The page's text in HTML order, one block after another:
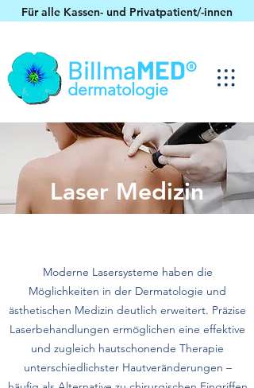
dermatologie
BillmaMED®
Für alle Kassen- und Privatpatient/-innen
Laser Medizin
Moderne Lasersysteme haben die
Möglichkeiten in der Dermatologie und
ästhetischen Medizin deutlich erweitert. Präzise
Laserbehandlungen ermöglichen eine effektive
und zugleich hautschonende Therapie
unterschiedlichster Hautveränderungen –